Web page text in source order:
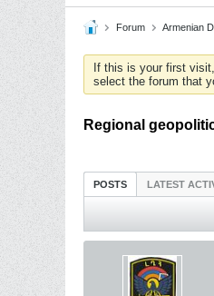
Forum Armenian
If this is your first
select the forum that
Regional
POSTS LATEST